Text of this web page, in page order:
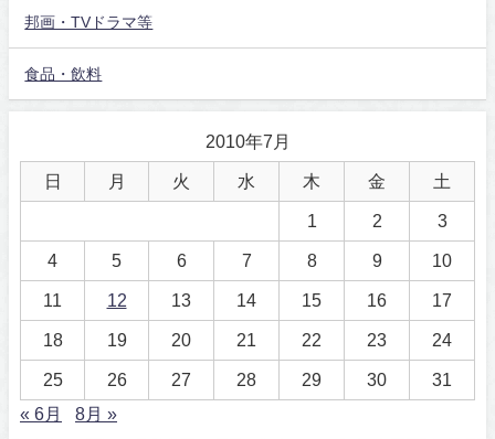
邦画・TVドラマ等
食品・飲料
2010年7月
日 月 火 水 木 金 土
1 2 3
4 5 6 7 8 9 10
11 12 13 14 15 16 17
18 19 20 21 22 23 24
25 26 27 28 29 30
31
« 6月
8月 »